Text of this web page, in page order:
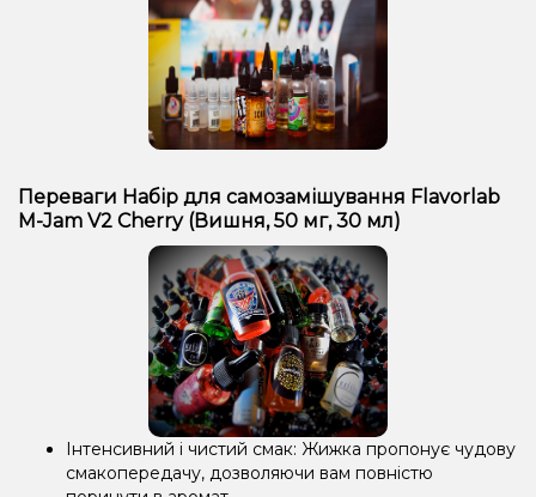
Переваги Набір для самозамішування Flavorlab
M-Jam V2 Cherry (Вишня, 50 мг, 30 мл)
Інтенсивний і чистий смак: Жижка пропонує чудову
смакопередачу, дозволяючи вам повністю